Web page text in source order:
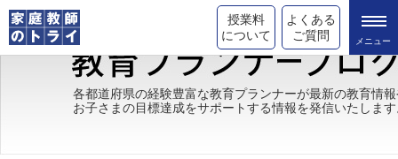
授業料
について
よくある
ご質問
トライの教育理念
成績が上がる理由
各都道府県の経験豊富な教育プランナーが最新の教育情
お子さまの目標達成をサポートする情報を発信いたしま